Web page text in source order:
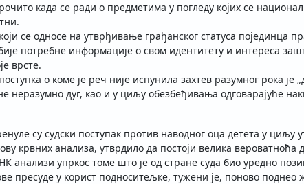
када се ради о предметима у погледу којих се
се односе на утврђивање грађанског статуса појединца
потребне информације о свом идентитету и интереса
врсте.
о коме је реч није испунила захтев разумног рока је
дуг, као и у циљу обезбеђивања одговарајуће
су судски поступак против наводног оца детета у циљу
крвних анализа, утврдило да постоји велика вероватноћа
анализи упркос томе што је од стране суда био уредно
пресуде у корист подноситељке, тужени је, поново поднео